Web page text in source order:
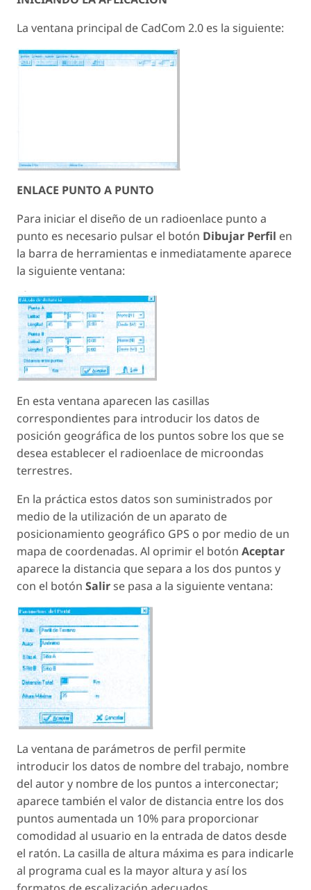
La ventana principal de CadCom 2.0 es la siguiente:
ENLACE PUNTO A PUNTO
Para iniciar el diseño de un radioenlace punto a
punto es necesario pulsar el botón Dibujar Perfil en
la barra de herramientas e inmediatamente aparece
la siguiente ventana:
En esta ventana aparecen las casillas
correspondientes para introducir los datos de
posición geográfica de los puntos sobre los que se
desea establecer el radioenlace de microondas
terrestres.
En la práctica estos datos son suministrados por
medio de la utilización de un aparato de
posicionamiento geográfico GPS o por medio de un
mapa de coordenadas. Al oprimir el botón Aceptar
aparece la distancia que separa a los dos puntos y
con el botón Salirse pasa a la siguiente ventana:
La ventana de parámetros de perfil permite
introducir los datos de nombre del trabajo, nombre
del autor y nombre de los puntos a interconectar;
aparece también el valor de distancia entre los dos
puntos aumentada un 10% para proporcionar
comodidad al usuario en la entrada de datos desde
el ratón. La casilla de altura máxima es para indicarle
al programa cual es la mayor altura y así los